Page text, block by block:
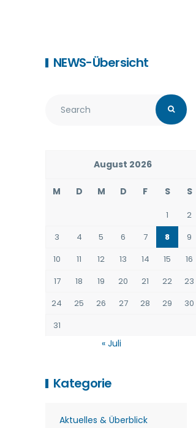
NEWS-Übersicht
August 2026
M D M D F S S
1
2
3
4 5 6 7 8
9
10
11 12 13 14 15
16
17
18 19 20 21 22
23
24
25 26 27 28 29
30
31
« Juli
Kategorie
Aktuelles & Überblick